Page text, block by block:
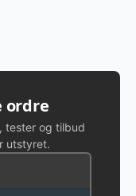
ordre
tester og tilbud
utstyret.